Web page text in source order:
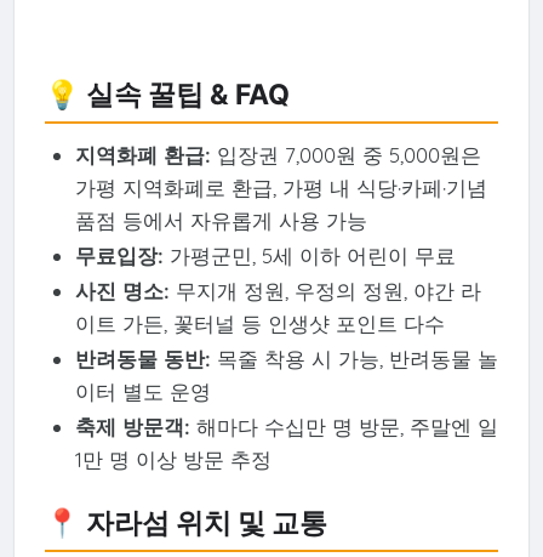
💡 실속 꿀팁 & FAQ
지역화폐 환급: 입장권 7,000원 중 5,000원은
가평 지역화폐로 환급, 가평 내 식당·카페·기념
품점 등에서 자유롭게 사용 가능
무료입장: 가평군민, 5세 이하 어린이 무료
사진 명소: 무지개 정원, 우정의 정원, 야간 라
이트 가든, 꽃터널 등 인생샷 포인트 다수
반려동물 동반: 목줄 착용 시 가능, 반려동물 놀
이터 별도 운영
축제 방문객: 해마다 수십만 명 방문, 주말엔 일
1만 명 이상 방문 추정
📍 자라섬 위치 및 교통